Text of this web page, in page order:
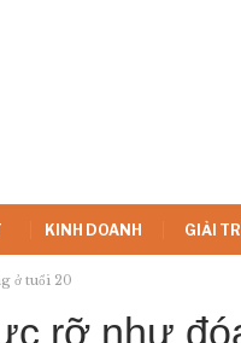
KINH DOANH GIẢI TRÍ
ở tuổi 20
rỡ như